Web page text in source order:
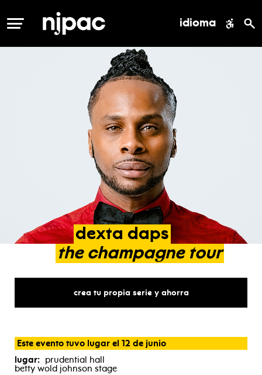
MENÚ idioma
dexta daps
the champagne tour
crea tu propia serie y ahorra
Este evento tuvo lugar el 12 de junio
lugar: prudential hall
betty wold johnson stage